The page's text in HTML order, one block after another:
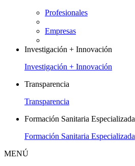
Profesionales
Empresas
Investigación + Innovación
Investigación + Innovación
Transparencia
Transparencia
Formación Sanitaria Especializada
Formación Sanitaria Especializada
MENÚ